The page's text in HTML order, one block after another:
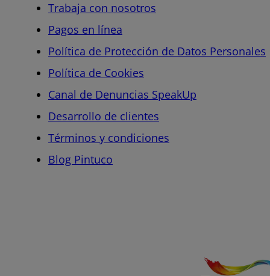
Trabaja con nosotros
Pagos en línea
Política de Protección de Datos Personales
Política de Cookies
Canal de Denuncias SpeakUp
Desarrollo de clientes
Términos y condiciones
Blog Pintuco